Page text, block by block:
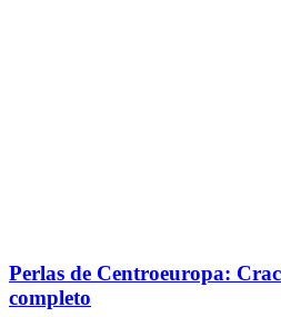
Perlas de Centroeuropa:
completo